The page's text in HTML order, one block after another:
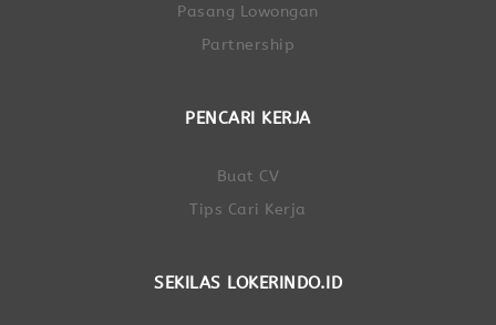
Pasang Lowongan
Partnership
PENCARI KERJA
Buat CV
Tips Cari Kerja
SEKILAS LOKERINDO.ID